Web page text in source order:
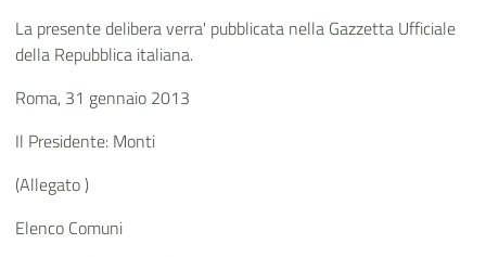
La presente delibera verra' pubblicata nella Gazzetta Ufficiale
della Repubblica italiana.
Roma, 31 gennaio 2013
Il Presidente: Monti
(Allegato )
Elenco Comuni